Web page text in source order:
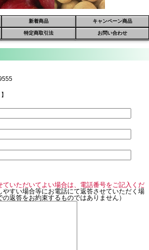
新着商品 キャンペーン商品
特定商取引法 お問い合わせ
ていただいてよい場合は、電話番号をご記入くだ
すい場合等にお電話にて返答させていただく場
返答をお約束するものではありません）